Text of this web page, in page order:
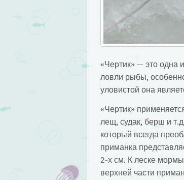
«Чертик» — это одна
ловли рыбы,
уловистой она
«Чертик»
лещ, судак, берш и
который всегда
приманка
2-х см. К леске
верхней части